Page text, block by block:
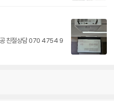
공 친절상담 070 4754 9